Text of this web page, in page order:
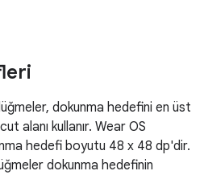
dokunma hedefini en üst
alanı kullanır. Wear OS
hedefi boyutu 48 x 48 dp'dir.
dokunma hedefinin